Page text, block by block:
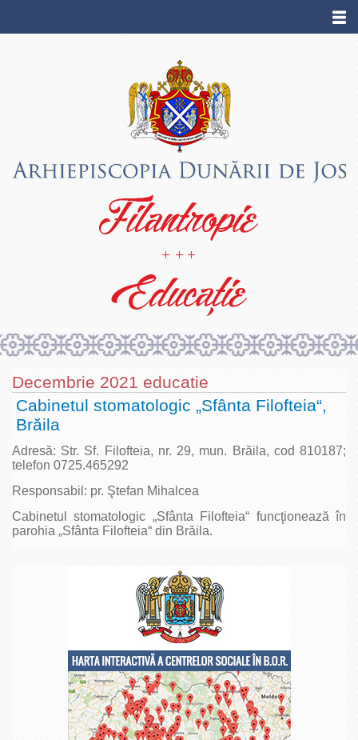
Decembrie 2021 educatie
Cabinetul stomatologic „Sfânta Filofteia“,
Brăila
Adresă: Str. Sf. Filofteia, nr. 29, mun. Brăila, cod 810187;
telefon 0725.465292
Responsabil: pr. Ştefan Mihalcea
Cabinetul stomatologic „Sfânta Filofteia“ funcţionează în
parohia „Sfânta Filofteia“ din Brăila.